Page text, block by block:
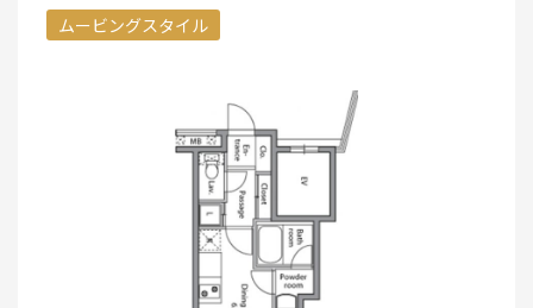
ムービングスタイル